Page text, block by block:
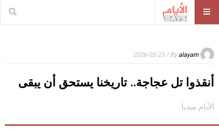
By alayam
/ 2026-05-23
أنقذوا تل عجاجة.. تاريخنا يستحق أن يبقى
الأيام ميديا